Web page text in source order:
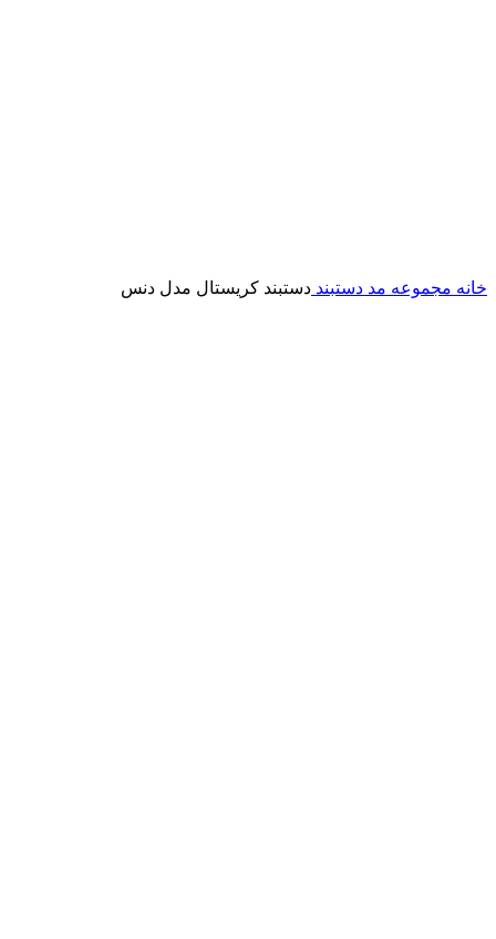
خانه مجموعه مد دستبند دستبند کریستال مدل دنس